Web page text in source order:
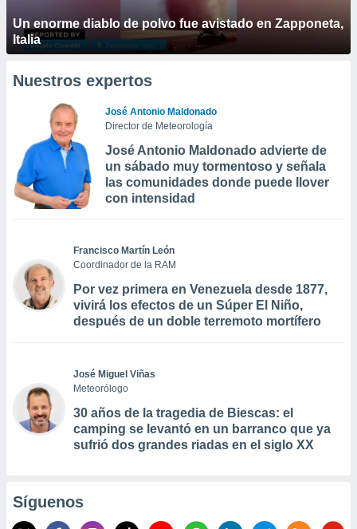
Un enorme diablo de polvo fue avistado en Zapponeta,
Italia
Nuestros expertos
José Antonio Maldonado
Director de Meteorología
José Antonio Maldonado advierte de
un sábado muy tormentoso y señala
las comunidades donde puede llover
con intensidad
Francisco Martín León
Coordinador de la RAM
Por vez primera en Venezuela desde 1877,
vivirá los efectos de un Súper El Niño,
después de un doble terremoto mortífero
José Miguel Viñas
Meteorólogo
30 años de la tragedia de Biescas: el
camping se levantó en un barranco que ya
sufrió dos grandes riadas en el siglo XX
Síguenos